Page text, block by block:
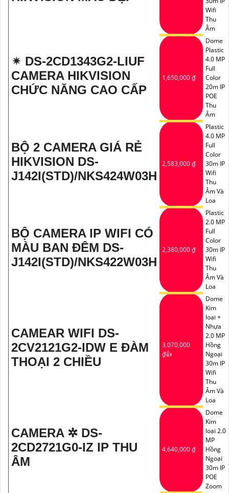
Wifi
Thu
Âm
✴ DS-2CD1343G2-LIUF
CAMERA HIKVISION
CHỨC NĂNG CAO CẤP
1,650,000 ₫
Dome
Plastic
4.0 MP
Full
Color
20m IP
POE
Thu
Âm
BỘ 2 CAMERA GIÁ RẺ
HIKVISION DS-
J142I(STD)/NKS424W03H
2,583,000 ₫
Plastic
4.0 MP
Full
Color
30m IP
Wifi
Thu
Âm Và
Loa
BỘ CAMERA IP WIFI CÓ
MÀU BAN ĐÊM DS-
J142I(STD)/NKS422W03H
2,380,000 ₫
Plastic
2.0 MP
Full
Color
30m IP
Wifi
Thu
Âm Và
Loa
CAMEAR WIFI DS-
2CV2121G2-IDW E ĐÀM
THOẠI 2 CHIỀU
3,070,000
₫👍
Dome
Kim
loại +
Nhựa
2.0 MP
Hồng
Ngoại
30m IP
Wifi
Thu
Âm Và
Loa
CAMERA ✲ DS-
2CD2721G0-IZ IP THU
ÂM
4,640,000 ₫
Dome
Kim
loại 2.0
MP
Hồng
Ngoại
30m IP
POE
Zoom